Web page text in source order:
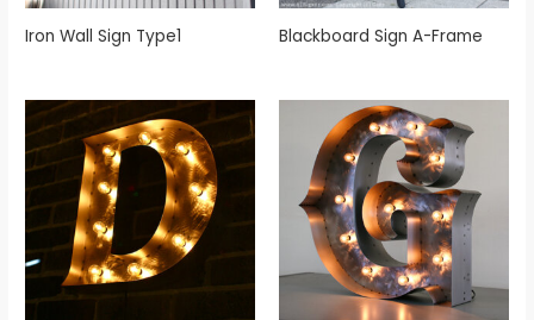
Iron Wall Sign Type1 Blackboard Sign A-Frame